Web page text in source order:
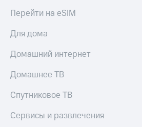
Перейти на eSIM
Для дома
Домашний интернет
Домашнее ТВ
Спутниковое ТВ
Сервисы и развлечения